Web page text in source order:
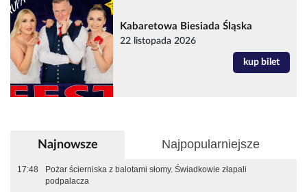
Kabaretowa Biesiada Śląska
22 listopada 2026
kup bilet
Najnowsze Najpopularniejsze
17:48
Pożar ścierniska z balotami słomy. Świadkowie złapali
podpalacza